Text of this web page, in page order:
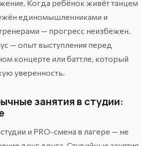
Когда ребёнок живёт танцем
единомышленниками и
— прогресс неизбежен.
— опыт выступления перед
концерте или баттле, который
уверенность.
занятия в студии:
и PRO-смена в лагере — не